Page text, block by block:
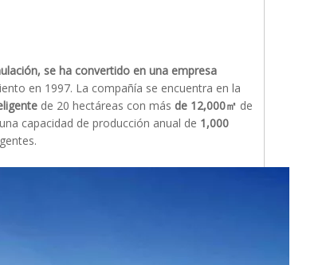
se ha convertido en una empresa
en 1997. La compañía se encuentra en la
de 20 hectáreas con más de 12,000㎡ de
capacidad de producción anual de 1,000